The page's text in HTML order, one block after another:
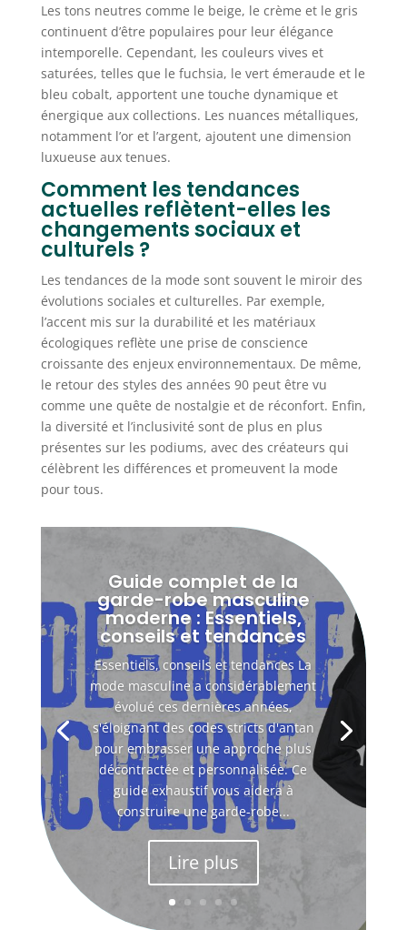
Les tons neutres comme le beige, le crème et le gris
continuent d’être populaires pour leur élégance
intemporelle. Cependant, les couleurs vives et
saturées, telles que le fuchsia, le vert émeraude et le
bleu cobalt, apportent une touche dynamique et
énergique aux collections. Les nuances métalliques,
notamment l’or et l’argent, ajoutent une dimension
luxueuse aux tenues.
Comment les tendances
actuelles reflètent-elles les
changements sociaux et
culturels ?
Les tendances de la mode sont souvent le miroir des
évolutions sociales et culturelles. Par exemple,
l’accent mis sur la durabilité et les matériaux
écologiques reflète une prise de conscience
croissante des enjeux environnementaux. De même,
le retour des styles des années 90 peut être vu
comme une quête de nostalgie et de réconfort. Enfin,
la diversité et l’inclusivité sont de plus en plus
présentes sur les podiums, avec des créateurs qui
célèbrent les différences et promeuvent la mode
pour tous.
Guide complet de la
garde-robe masculine
moderne : Essentiels,
conseils et tendances
Essentiels, conseils et tendances La
mode masculine a considérablement
évolué ces dernières années,
s'éloignant des codes stricts d'antan
pour embrasser une approche plus
décontractée et personnalisée. Ce
guide exhaustif vous aidera à
construire une garde-robe...
Lire plus